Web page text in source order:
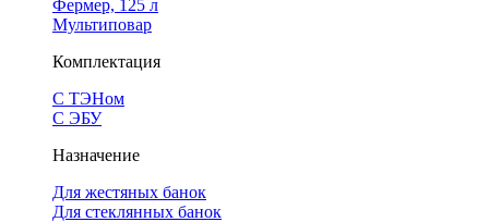
Фермер, 125 л
Мультиповар
Комплектация
С ТЭНом
С ЭБУ
Назначение
Для жестяных банок
Для стеклянных банок